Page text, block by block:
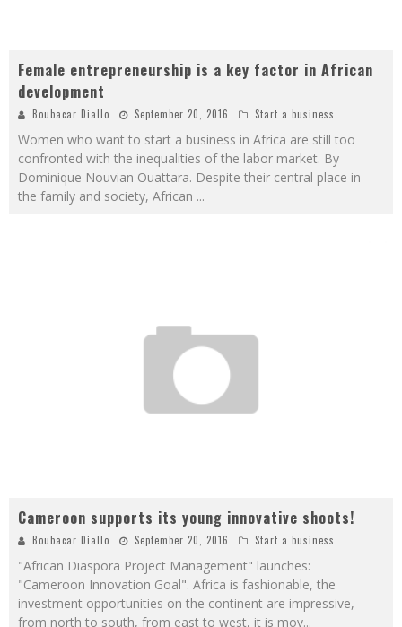
Female entrepreneurship is a key factor in African
development
Boubacar Diallo September 20, 2016 Start a business
Women who want to start a business in Africa are still too
confronted with the inequalities of the labor market. By
Dominique Nouvian Ouattara. Despite their central place in
the family and society, African ...
Cameroon supports its young innovative shoots!
Boubacar Diallo September 20, 2016 Start a business
"African Diaspora Project Management" launches:
"Cameroon Innovation Goal". Africa is fashionable, the
investment opportunities on the continent are impressive,
from north to south, from east to west, it is mov...